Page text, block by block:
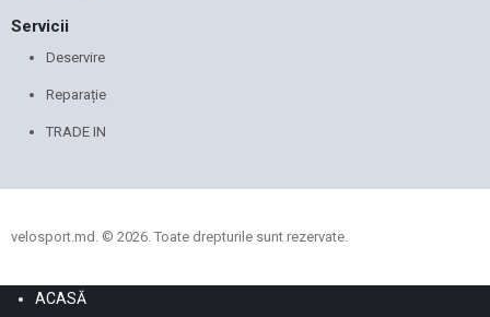
Servicii
Deservire
Reparație
TRADE IN
velosport.md. © 2026. Toate drepturile sunt rezervate.
ACASĂ